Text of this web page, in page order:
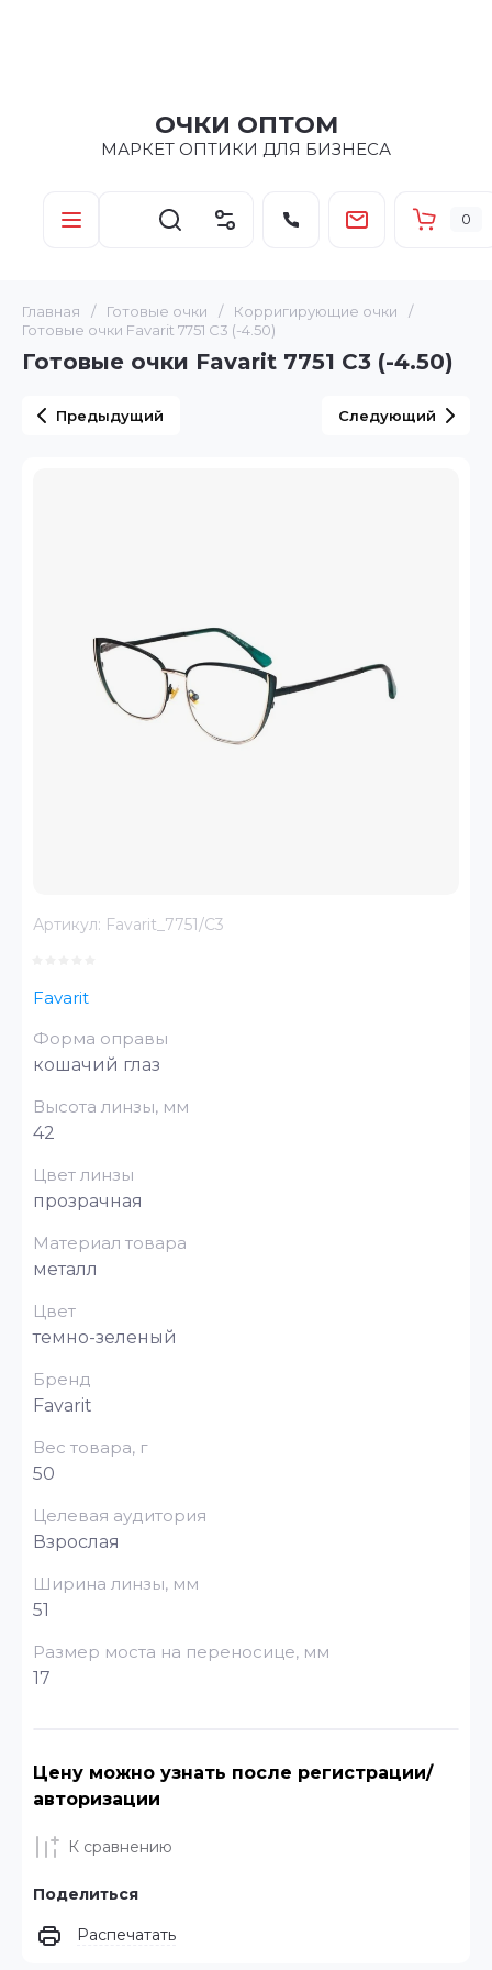
ОЧКИ ОПТОМ
МАРКЕТ ОПТИКИ ДЛЯ БИЗНЕСА
0
Главная / Готовые очки / Корригирующие очки
/
Готовые очки Favarit 7751 C3 (-4.50)
Готовые очки Favarit 7751 C3 (-4.50)
Предыдущий Следующий
Артикул: Favarit_7751/C3
Favarit
Форма оправы
кошачий глаз
Высота линзы, мм
42
Цвет линзы
прозрачная
Материал товара
металл
Цвет
темно-зеленый
Бренд
Favarit
Вес товара, г
50
Целевая аудитория
Взрослая
Ширина линзы, мм
51
Размер моста на переносице, мм
17
Цену можно узнать после регистрации/
авторизации
К сравнению
Поделиться
Распечатать